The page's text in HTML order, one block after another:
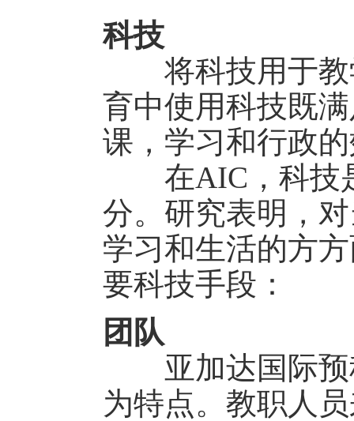
科技
将科技用于教
育中使用科技既
课，学习和行政
在AIC，科技是
分。研究表明，
学习和生活的方
要科技手段：
团队
亚加达国际预
为特点。教职人